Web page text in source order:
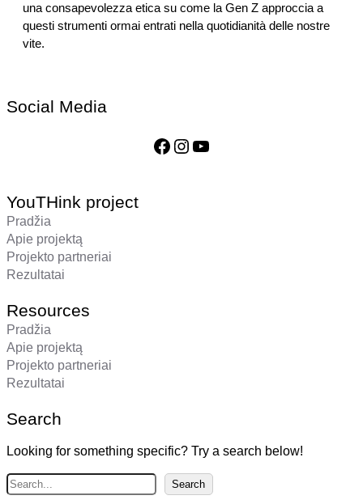
una consapevolezza etica su come la Gen Z approccia a
questi strumenti ormai entrati nella quotidianità delle nostre
vite.
Social Media
Facebook Instagram YouTube
YouTHink project
Pradžia
Apie projektą
Projekto partneriai
Rezultatai
Resources
Pradžia
Apie projektą
Projekto partneriai
Rezultatai
Search
Looking for something specific? Try a search below!
C
e
Search